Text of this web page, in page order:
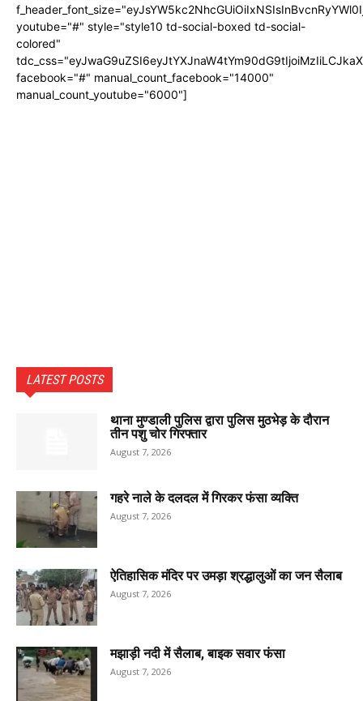
youtube="#" style="style10 td-social-boxed td-social-
colored"
facebook="#" manual_count_facebook="14000"
manual_count_youtube="6000"]
LATEST POSTS
थाना मुण्डाली पुलिस द्वारा पुलिस मुठभेड़ के दौरान
तीन पशु चोर गिरफ्तार
August 7, 2026
गहरे नाले के दलदल में गिरकर फंसा व्यक्ति
August 7, 2026
ऐतिहासिक मंदिर पर उमड़ा श्रद्धालुओं का जन सैलाब
August 7, 2026
मझाड़ी नदी में सैलाब, बाइक सवार फंसा
August 7, 2026